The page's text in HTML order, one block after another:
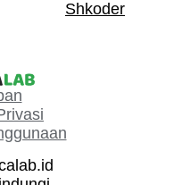
Shkoder